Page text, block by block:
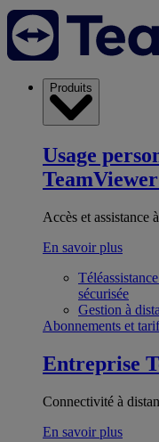
Produits
Usage
Accès et assistance
En savoir plus
Téléassistance
sécurisée
Gestion à
Abonnements et
Entreprise
Connectivité à
En savoir plus